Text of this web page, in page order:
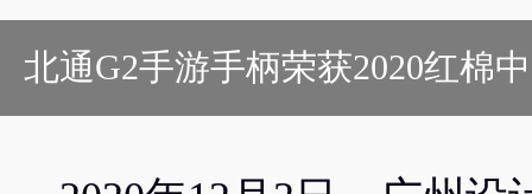
北通G2手游手柄荣获2020红棉